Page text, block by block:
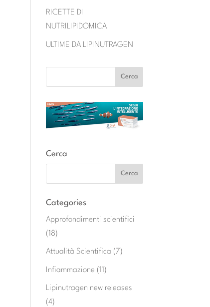
RICETTE DI
NUTRILIPIDOMICA
ULTIME DA LIPINUTRAGEN
Cerca
Categories
Approfondimenti scientifici
(18)
Attualità Scientifica (7)
Infiammazione (11)
Lipinutragen new releases
(4)